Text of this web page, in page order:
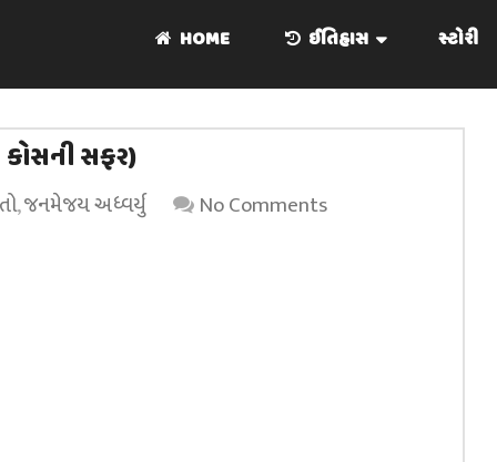
HOME ઈતિહાસ સ્ટોરી
સફર)
,જનમેજય અધ્વર્યુ No Comments